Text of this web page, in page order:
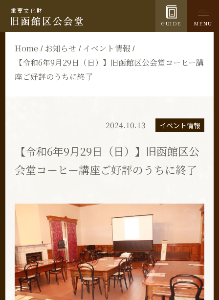
重要文化財
GUIDE MENU
Home お知らせ
イベント情報
【令和6年9月29日（日）】旧函館区公会堂コーヒー講
座ご好評のうちに終了
2024.10.13 イベント情報
【令和6年9月29日（日）】旧函館区公
会堂コーヒー講座ご好評のうちに終了